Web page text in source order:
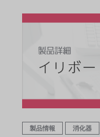
製品情報 消化器